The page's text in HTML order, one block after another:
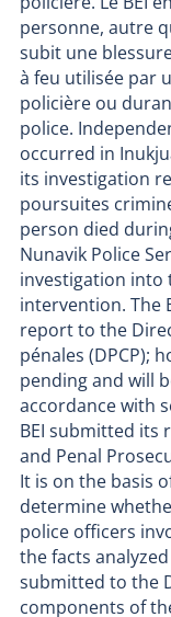
personne, autre
subit une
à feu utilisée par
policière ou
police.
occurred in
its investigation
poursuites
person died
Nunavik Police
investigation into
intervention. The
report to the
pénales (DPCP);
pending and will
accordance with
BEI submitted its
and Penal
It is on the basis
determine
police officers
the facts
submitted to the
components of